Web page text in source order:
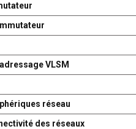
VLSM
réseau
des réseaux